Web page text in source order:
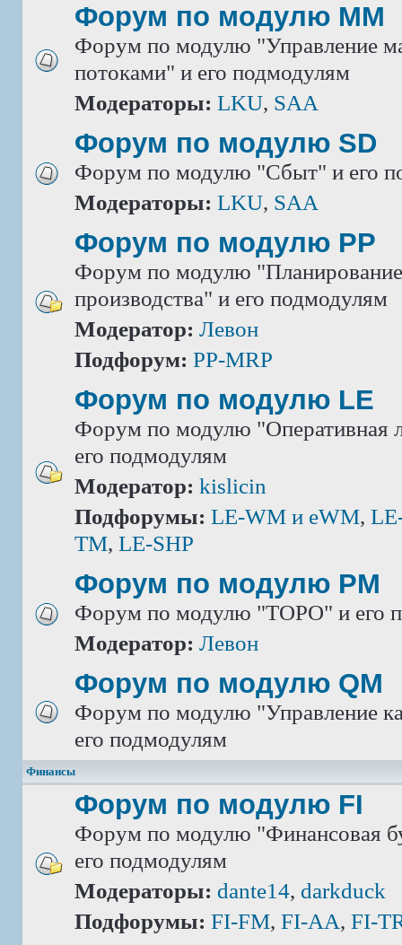
Форум по модулю ММ
Форум по модулю "Управление
потоками" и его подмодулям
Модераторы: LKU, SAA
Форум по модулю SD
Форум по модулю "Сбыт" и его
Модераторы: LKU, SAA
Форум по модулю РР
Форум по модулю "Планирование
производства" и его подмодулям
Модератор: Левон
Подфорум: PP-MRP
Форум по модулю LE
Форум по модулю "Оперативная
его подмодулям
Модератор: kislicin
Подфорумы: LE-WM и eWM,
TM, LE-SHP
Форум по модулю РМ
Форум по модулю "ТОРО" и его
Модератор: Левон
Форум по модулю QM
Форум по модулю "Управление
его подмодулям
Финансы
Форум по модулю FI
Форум по модулю "Финансовая
его подмодулям
Модераторы: dante14, darkduck
Подфорумы: FI-FM, FI-AA, FI-